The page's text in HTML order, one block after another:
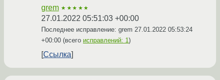
grem ★★★★★
27.01.2022 05:51:03 +00:00
Последнее исправление: grem 27.01.2022 05:53:24
+00:00 (всего исправлений: 1)
Ссылка